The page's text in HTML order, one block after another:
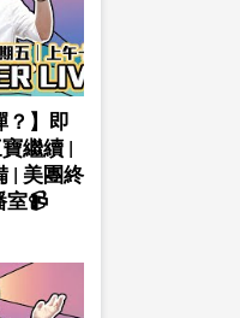
？】即
繼續 |
| 美團終
室📹